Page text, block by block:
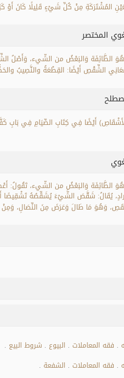
المُشْتَرَكَةِ مِنْ كُلِّ شَيْءٍ قَلِيلًا كَانَ أَوْ
المختصر
الطَّائِفَة وَالبَعْضُ من الشّيء، وَأَصْلُ
الشِّقْصِ أَيْضًا: القِطْعَةُ والنَّصِيبُ
أَيْضًا فِي كِتَابِ الصِّيَامِ فِي بَابِ
الطَّائِفَة وَالبَعْضُ من الشّيء، تَقُولُ:
يُقَالُ: شَقَّصَ الشَّيْءَ يُشَقِّصُهُ تَشْقِيصًا
وَهُوَ مَا طَالَ وَعَرَضَ مِنَ النِّصَالِ، وَمِنْ
فقه المعاملات البيوع شروط البيع
فقه المعاملات الشفعة